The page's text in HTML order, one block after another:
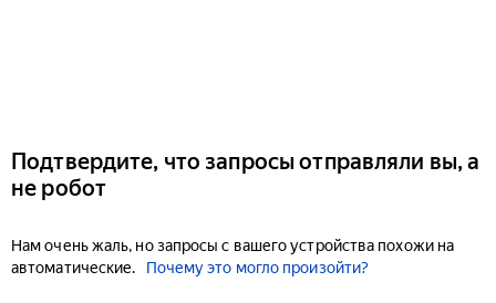
Подтвердите, что запросы отправляли вы, а
не робот
Нам очень жаль, но запросы с вашего устройства похожи на
автоматические.
Почему это могло произойти?